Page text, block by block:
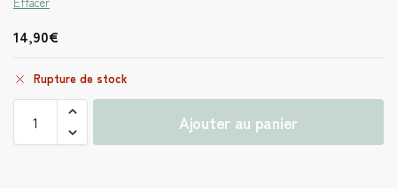
14,90€
Rupture de stock
Ajouter au panier